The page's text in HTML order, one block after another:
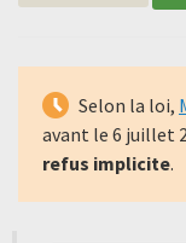
Selon la loi,
avant le 6 juillet
refus implicite.